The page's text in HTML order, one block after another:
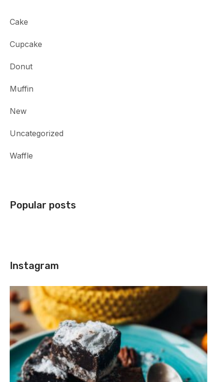
Cake
Cupcake
Donut
Muffin
New
Uncategorized
Waffle
Popular posts
Instagram